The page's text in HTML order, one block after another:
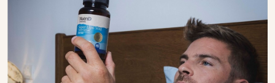
הטכנולוגיה שלנו
הסיפור שלנו
המטרה שלנו